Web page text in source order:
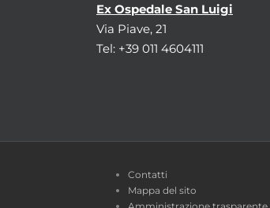
Sigillo di
Datazione
Caratteristiche fisiche
Immagini
Ex Ospedale San Luigi
Via Piave, 21
Tel: +39 011 4604111
Contatti
Mappa del sito